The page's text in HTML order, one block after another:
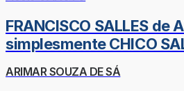
FRANCISCO SALLES de
simplesmente CHICO
ARIMAR SOUZA DE SÁ